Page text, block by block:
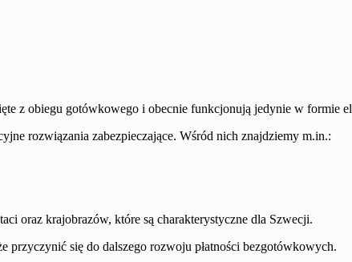
z obiegu gotówkowego i obecnie funkcjonują jedynie w formie
rozwiązania zabezpieczające. Wśród nich znajdziemy m.in.:
oraz krajobrazów, które są charakterystyczne dla Szwecji.
przyczynić się do dalszego rozwoju płatności bezgotówkowych.